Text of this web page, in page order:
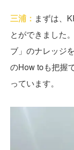
三浦： まずは、
とができました
ブ」のナレッジ
のHow toも把握
っています。